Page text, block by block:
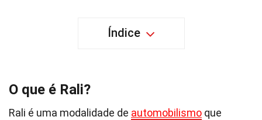
Índice
O que é Rali?
Rali é uma modalidade de automobilismo que